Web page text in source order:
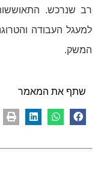
רב שנרכש.
למעגל העבודה
המשק.
שתף את המאמר